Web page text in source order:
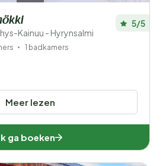
Kainuu - Hyrynsalmi
5/5
1 badkamers
Meer lezen
ga boeken